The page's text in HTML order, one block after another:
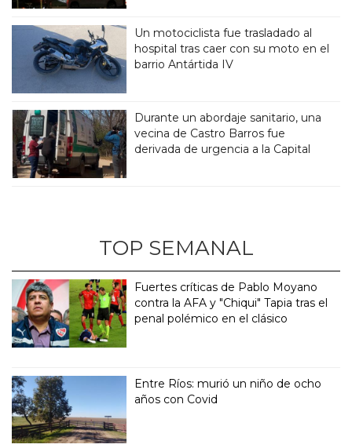
Un motociclista fue trasladado al
hospital tras caer con su moto en el
barrio Antártida IV
Durante un abordaje sanitario, una
vecina de Castro Barros fue
derivada de urgencia a la Capital
TOP SEMANAL
Fuertes críticas de Pablo Moyano
contra la AFA y "Chiqui" Tapia tras el
penal polémico en el clásico
Entre Ríos: murió un niño de ocho
años con Covid